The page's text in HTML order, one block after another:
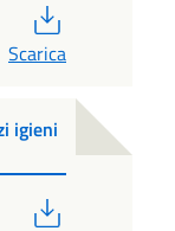
Scarica
igieni